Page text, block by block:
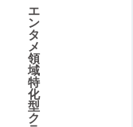
エ
ン
タ
メ
領
域
特
化
型
ク